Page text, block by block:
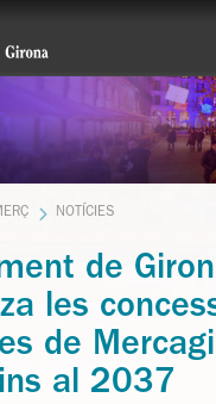
NOTÍCIES
de
les
de
al 2037